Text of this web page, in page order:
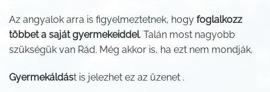
Az angyalok arra is figyelmeztetnek, hogy foglalkozz
többet a saját gyermekeiddel. Talán most nagyobb
szükségük van Rád. Még akkor is, ha ezt nem mondják.
Gyermekáldást is jelezhet ez az üzenet .